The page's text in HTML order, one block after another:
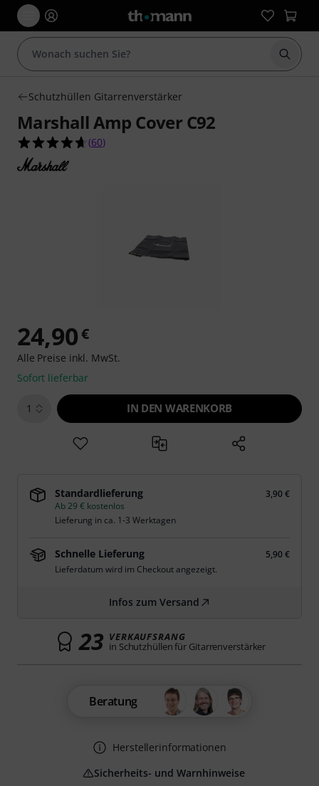
Suche
Schutzhüllen Gitarrenverstärker
Marshall Amp Cover C92
4.7 von 5 Sternen aus 60 Kundenbewertungen
(60)
24,90€
Alle Preise inkl. MwSt.
Sofort lieferbar
1 IN DEN WARENKORB
Standardlieferung
3,90 €
Ab 29 € kostenlos
Lieferung in ca. 1-3 Werktagen
Schnelle Lieferung
5,90 €
Lieferdatum wird im Checkout angezeigt.
Infos zum Versand
23 VERKAUFSRANG
in Schutzhüllen für Gitarrenverstärker
Beratung
Herstellerinformationen
Sicherheits- und Warnhinweise